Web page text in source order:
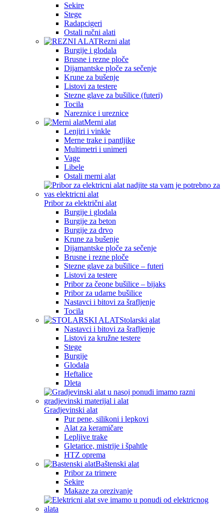
Sekire
Stege
Radapcigeri
Ostali ručni alati
Rezni alat
Burgije i glodala
Brusne i rezne ploče
Dijamantske ploče za sečenje
Krune za bušenje
Listovi za testere
Stezne glave za bušilice (futeri)
Tocila
Nareznice i ureznice
Merni alat
Lenjiri i vinkle
Merne trake i pantljike
Multimetri i unimeri
Vage
Libele
Ostali merni alat
Pribor za električni alat
Burgije i glodala
Burgije za beton
Burgije za drvo
Krune za bušenje
Dijamantske ploče za sečenje
Brusne i rezne ploče
Stezne glave za bušilice – futeri
Listovi za testere
Pribor za čeone bušilice – bijaks
Pribor za udarne bušilice
Nastavci i bitovi za šrafljenje
Tocila
Stolarski alat
Nastavci i bitovi za šrafljenje
Listovi za kružne testere
Stege
Burgije
Glodala
Heftalice
Dleta
Gradjevinski alat
Pur pene, silikoni i lepkovi
Alat za keramičare
Lepljive trake
Gletarice, mistrije i špahtle
HTZ oprema
Baštenski alat
Pribor za trimere
Sekire
Makaze za orezivanje